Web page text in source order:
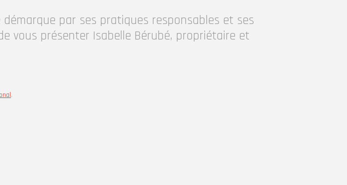
par ses pratiques responsables et ses
vous présenter Isabelle Bérubé, propriétaire et
.